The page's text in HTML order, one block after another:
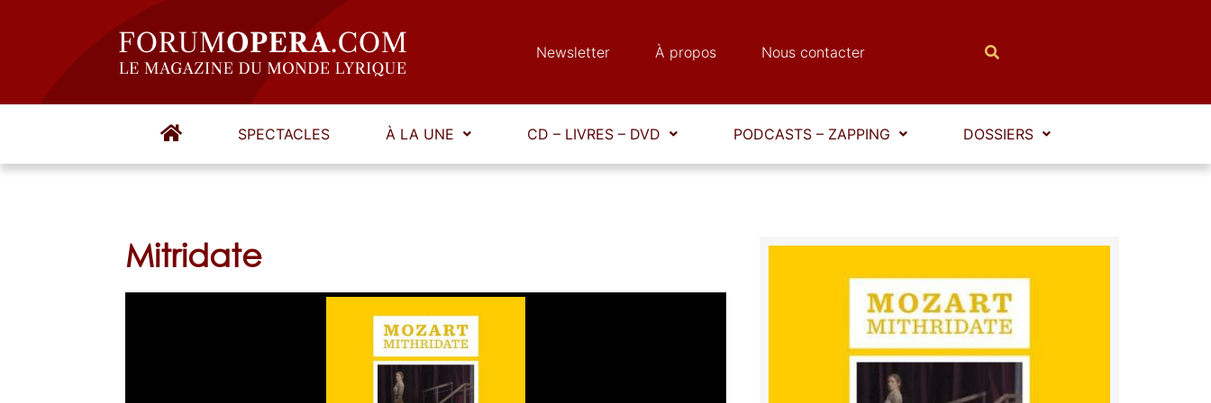
Newsletter À propos Nous contacter
SPECTACLES À LA UNE CD – LIVRES – DVD PODCASTS – ZAPPING DOSSIERS
Mitridate